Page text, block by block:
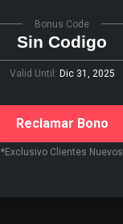
Sin Codigo
Bonus Code
Valid Until: Dic 31, 2025
Reclamar Bono
*Exclusivo Clientes Nuevos